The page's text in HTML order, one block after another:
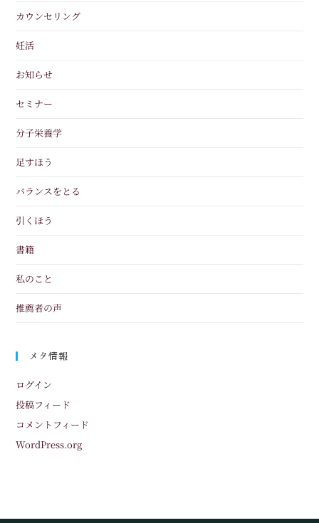
カウンセリング
妊活
お知らせ
セミナー
分子栄養学
足すほう
バランスをとる
引くほう
書籍
私のこと
推薦者の声
メタ情報
ログイン
投稿フィード
コメントフィード
WordPress.org